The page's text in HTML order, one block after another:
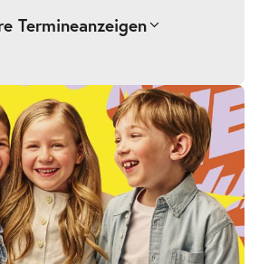
Termineanzeigen
brennen durch-
Fr.
Uhr
Tickets